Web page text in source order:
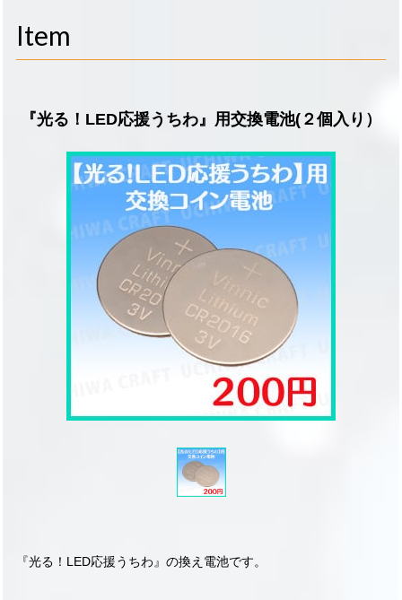
Item
『光る！LED応援うちわ』用交換電池(２個入り）
『光る！LED応援うちわ』の換え電池です。